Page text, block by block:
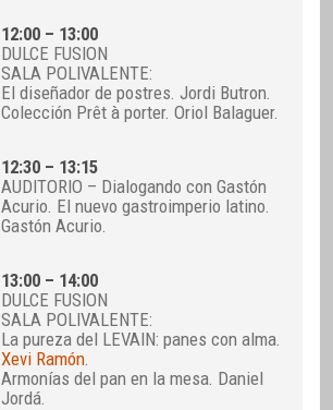
12:00 – 13:00
DULCE FUSION
SALA POLIVALENTE:
El diseñador de postres. Jordi Butron.
Colección Prêt à porter. Oriol Balaguer.
12:30 – 13:15
AUDITORIO – Dialogando con Gastón
Acurio. El nuevo gastroimperio latino.
Gastón Acurio.
13:00 – 14:00
DULCE FUSION
SALA POLIVALENTE:
La pureza del LEVAIN: panes con alma.
Xevi Ramón
Armonías del pan en la mesa. Daniel
Jordá.